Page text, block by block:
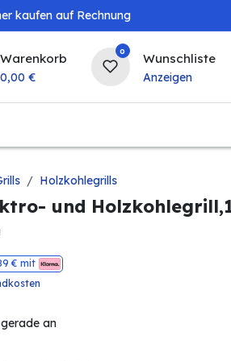
kaufen auf Rechnung
Warenkorb
0,00 €
0 Wunschliste
Anzeigen
Holzkohlegrills
und
€ mit
an